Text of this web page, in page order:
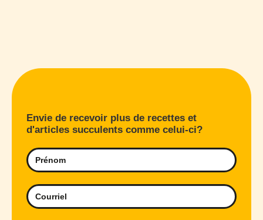
Envie de recevoir plus de recettes et
d'articles succulents comme celui-ci?